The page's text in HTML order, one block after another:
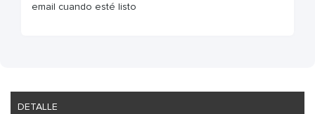
email cuando esté listo
DETALLE